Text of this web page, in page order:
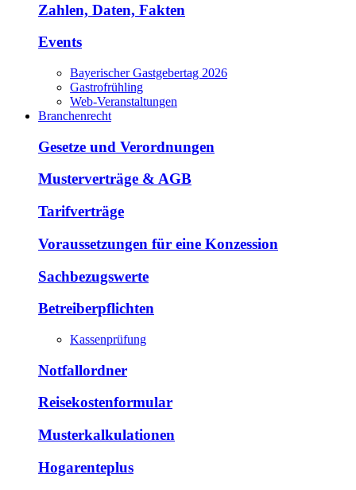
Zahlen, Daten, Fakten
Events
Bayerischer Gastgebertag 2026
Gastrofrühling
Web-Veranstaltungen
Branchenrecht
Gesetze und Verordnungen
Musterverträge & AGB
Tarifverträge
Voraussetzungen für eine Konzession
Sachbezugswerte
Betreiberpflichten
Kassenprüfung
Notfallordner
Reisekostenformular
Musterkalkulationen
Hogarenteplus